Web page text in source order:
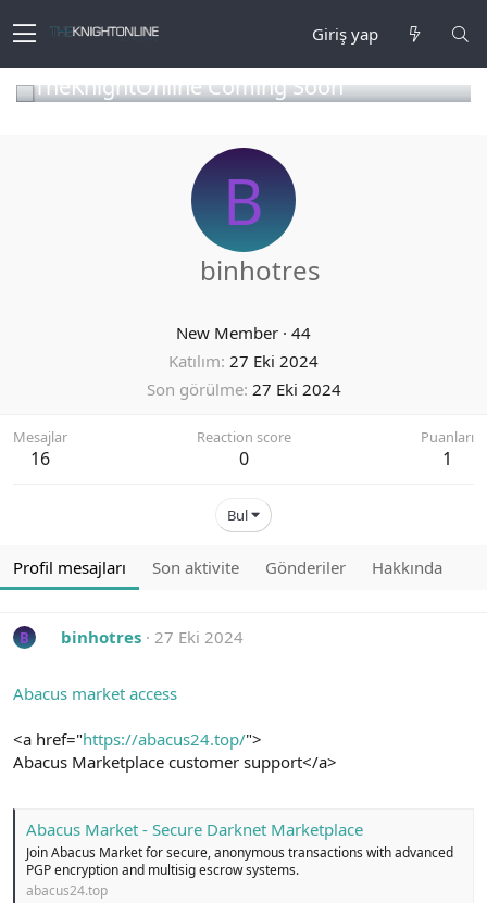
Giriş yap
TheKnightOnline Coming Soon
B
binhotres
New Member · 44
Katılım 27 Eki 2024
Son görülme 27 Eki 2024
Mesajlar
16
Reaction score
0
Puanları
1
Bul
Profil mesajları Son aktivite Gönderiler Hakkında
B binhotres 27 Eki 2024
Abacus market access
<a href="https://abacus24.top/">
Abacus Marketplace customer support</a>
Abacus Market - Secure Darknet Marketplace
Join Abacus Market for secure, anonymous transactions with advanced
PGP encryption and multisig escrow systems.
abacus24.top